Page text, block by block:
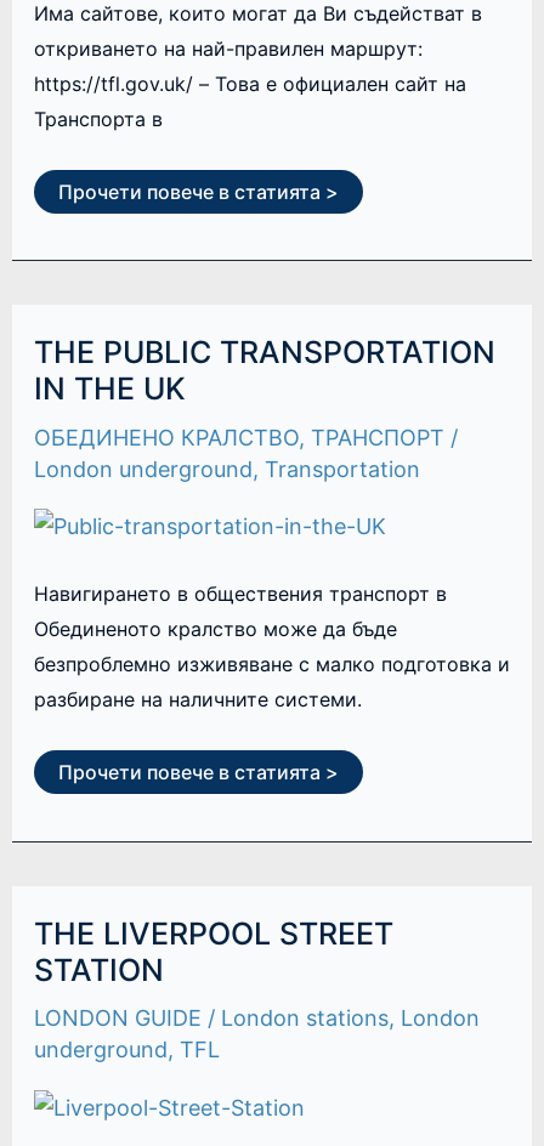
Има сайтове, които могат да Ви съдействат в
откриването на най-правилен маршрут:
https://tfl.gov.uk/ – Това е официален сайт на
Транспорта в
Прочети повече в статията >
THE PUBLIC TRANSPORTATION
IN THE UK
ОБЕДИНЕНО КРАЛСТВО, ТРАНСПОРТ /
London underground, Transportation
Навигирането в обществения транспорт в
Обединеното кралство може да бъде
безпроблемно изживяване с малко подготовка и
разбиране на наличните системи.
THE
PUBLIC
TRANSPORTATION
IN
UK
Прочети повече в статията >
THE LIVERPOOL STREET
STATION
LONDON GUIDE / London stations, London
underground, TFL
THE
LIVERPOOL
STREET
STATION